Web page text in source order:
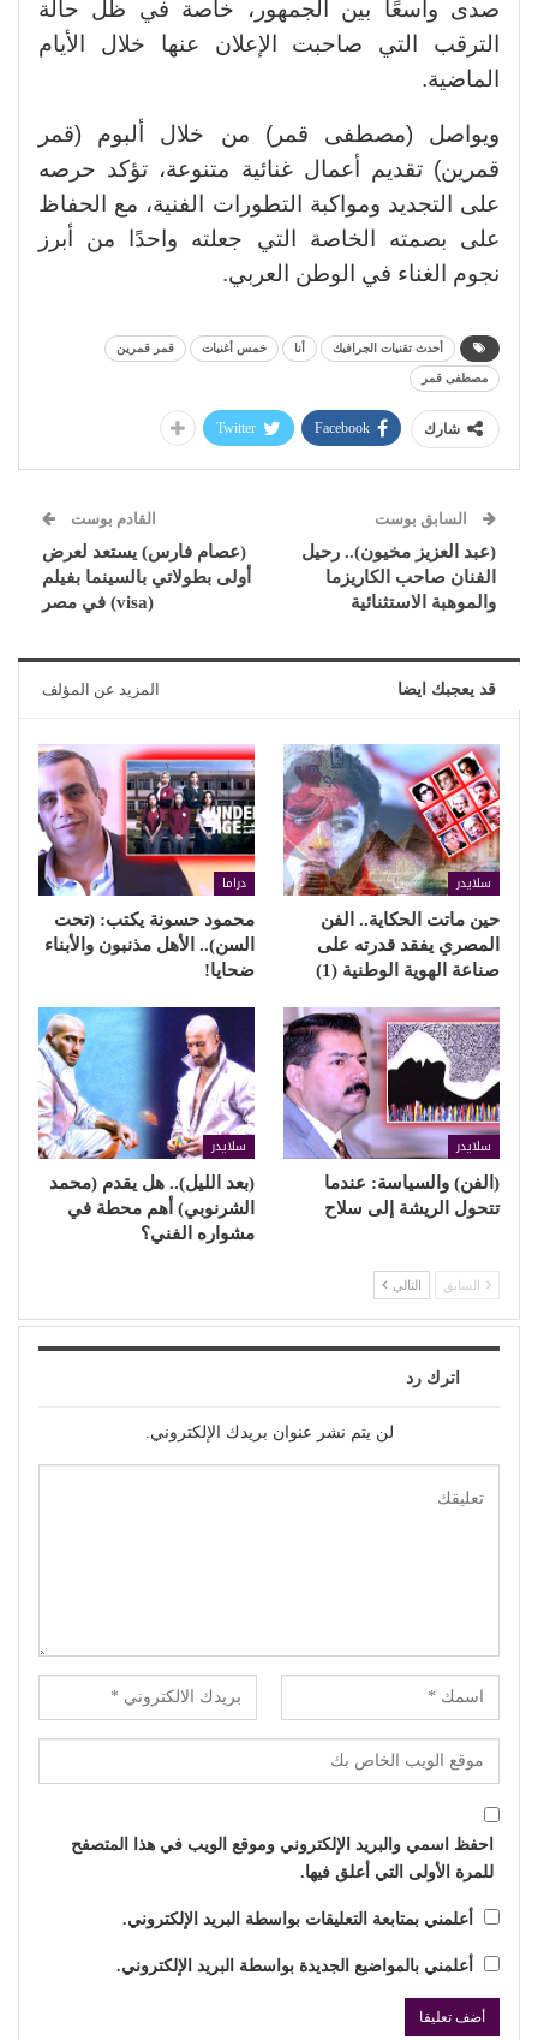
صدى واسعًا بين الجمهور، خاصة في ظل حالة
الترقب التي صاحبت الإعلان عنها خلال الأيام
الماضية.
ويواصل (مصطفى قمر) من خلال ألبوم (قمر
قمرين) تقديم أعمال غنائية متنوعة، تؤكد حرصه
على التجديد ومواكبة التطورات الفنية، مع الحفاظ
على بصمته الخاصة التي جعلته واحدًا من أبرز
نجوم الغناء في الوطن العربي.
أحدث تقنيات الجرافيك أنا خمس أغنيات قمر قمرين
مصطفى قمر
شارك Facebook
Twitter
السابق بوست
(عبد العزيز مخيون).. رحيل
الفنان صاحب الكاريزما
والموهبة الاستثنائية
القادم بوست
(عصام فارس) يستعد لعرض
أولى بطولاتي بالسينما بفيلم
(visa) في مصر
قد يعجبك ايضا المزيد عن المؤلف
سلايدر
حين ماتت الحكاية.. الفن
المصري يفقد قدرته على
صناعة الهوية الوطنية (1)
دراما
محمود حسونة يكتب: (تحت
السن).. الأهل مذنبون والأبناء
ضحايا!
سلايدر
(الفن) والسياسة: عندما
تتحول الريشة إلى سلاح
سلايدر
(بعد الليل).. هل يقدم (محمد
الشرنوبي) أهم محطة في
مشواره الفني؟
السابق التالي
اترك رد
لن يتم نشر عنوان بريدك الإلكتروني.
احفظ اسمي والبريد الإلكتروني وموقع الويب في هذا المتصفح
للمرة الأولى التي أعلق فيها.
أعلمني بمتابعة التعليقات بواسطة البريد الإلكتروني.
أعلمني بالمواضيع الجديدة بواسطة البريد الإلكتروني.